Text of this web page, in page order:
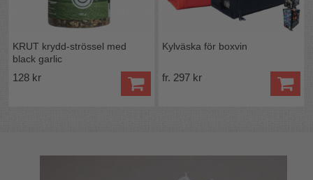
KRUT krydd-strössel med
black garlic
128 kr
Kylväska för boxvin
fr. 297 kr